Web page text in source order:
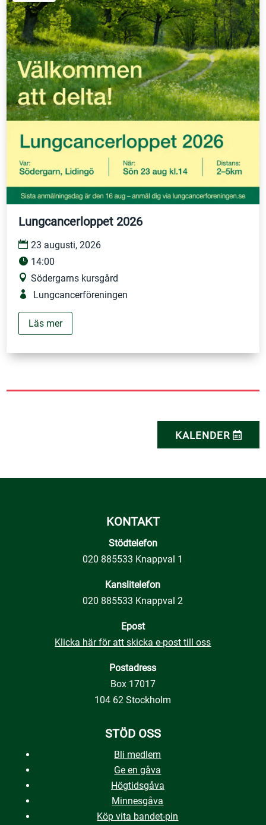
Lungcancerloppet 2026
23 augusti, 2026
14:00
Södergarns kursgård
Lungcancerföreningen
Läs mer
KALENDER
KONTAKT
Stödtelefon
020 885533 Knappval 1
Kanslitelefon
020 885533 Knappval 2
Epost
Klicka här för att skicka e-post till oss
Postadress
Box 17017
104 62 Stockholm
STÖD OSS
Bli medlem
Ge en gåva
Högtidsgåva
Minnesgåva
Köp vita bandet-pin